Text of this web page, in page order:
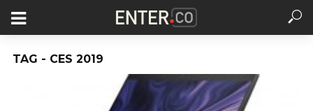
TAG - CES 2019